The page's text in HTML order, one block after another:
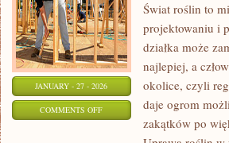
JANUARY - 27 - 2026
COMMENTS OFFON
NATURALNE
Świat roślin to
projektowaniu i
działka może
najlepiej, a
okolice, czyli
daje ogrom
zakątków po